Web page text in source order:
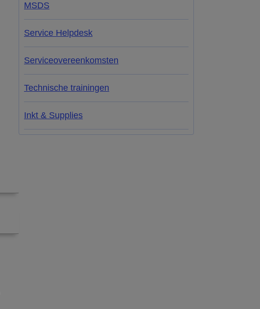
MSDS
Service Helpdesk
Serviceovereenkomsten
Technische trainingen
Inkt & Supplies